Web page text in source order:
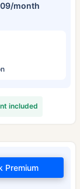
month
included
Premium